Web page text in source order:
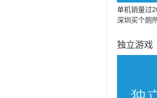
单机销量过
深圳买个厕
独立游戏